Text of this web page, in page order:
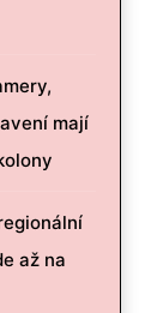
mají
až na